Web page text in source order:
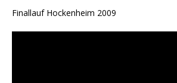
Finallauf Hockenheim 2009